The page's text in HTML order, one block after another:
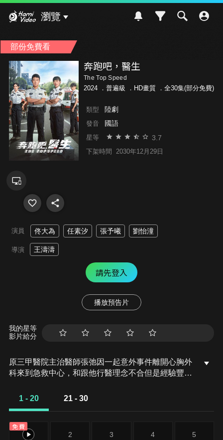
瀏覽
部份免費看
奔跑吧，醫生
The Top Speed
2024 ． 普遍級 ．HD畫質 ．全30集(部分免費)
類型 陸劇
發音 國語
星等 3.7
下架時間 2030年12月29日
演員 佟大為 任素汐 張予曦 劉怡潼
導演 王濤濤
請先登入
播放預告片
我的星等
影片給分
原三甲醫院主治醫師張弛因一起意外事件離開心胸外
科來到急救中心，和跟他行醫理念不合但是經驗豐富
接不暇，他不服輸認為自己專業過硬，但各種突發狀
家。他們奔波在城市的各個角落，救護著生命危急的
1 - 20 21 - 30
免費
1 2 3 4 5